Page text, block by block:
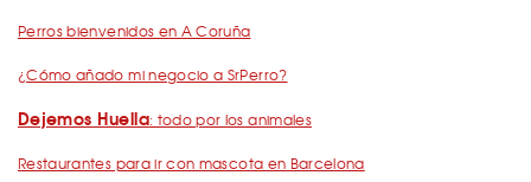
Perros bienvenidos en A Coruña
¿Cómo añado mi negocio a SrPerro?
Dejemos Huella: todo por los animales
Restaurantes para ir con mascota en Barcelona